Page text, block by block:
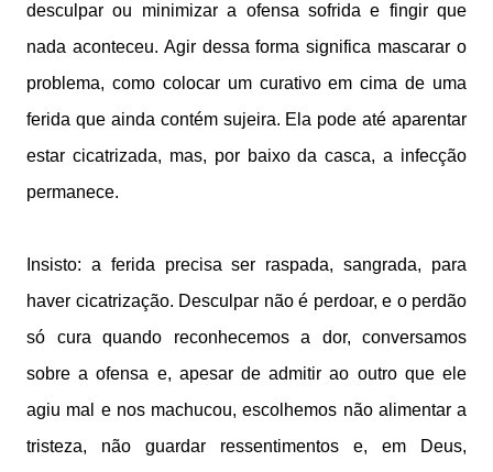
desculpar ou minimizar a ofensa sofrida e fingir que
nada aconteceu. Agir dessa forma significa mascarar o
problema, como colocar um curativo em cima de uma
ferida que ainda contém sujeira. Ela pode até aparentar
estar cicatrizada, mas, por baixo da casca, a infecção
permanece.
Insisto: a ferida precisa ser raspada, sangrada, para
haver cicatrização. Desculpar não é perdoar, e o perdão
só cura quando reconhecemos a dor, conversamos
sobre a ofensa e, apesar de admitir ao outro que ele
agiu mal e nos machucou, escolhemos não alimentar a
tristeza, não guardar ressentimentos e, em Deus,